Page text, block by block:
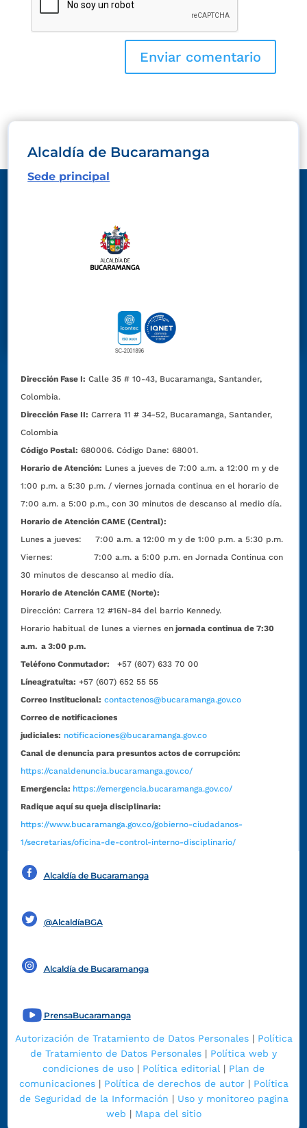
Alcaldía de Bucaramanga
Sede principal
Dirección Fase I: Calle 35 # 10-43, Bucaramanga, Santander,
Colombia.
Dirección Fase II: Carrera 11 # 34-52, Bucaramanga, Santander,
Colombia
Código Postal: 680006. Código Dane: 68001.
Horario de Atención: Lunes a jueves de 7:00 a.m. a 12:00 m y de
1:00 p.m. a 5:30 p.m. / viernes jornada continua en el horario de
7:00 a.m. a 5:00 p.m., con 30 minutos de descanso al medio día.
Horario de Atención CAME (Central):
Lunes a jueves: 7:00 a.m. a 12:00 m y de 1:00 p.m. a 5:30 p.m.
Viernes: 7:00 a.m. a 5:00 p.m. en Jornada Continua con
30 minutos de descanso al medio día.
Horario de Atención CAME (Norte):
Dirección:Carrera 12 #16N-84 del barrio Kennedy.
Horario habitual de lunes a viernes en jornada continua de 7:30
a.m. a 3:00 p.m.
Teléfono Conmutador:
+57 (607) 633 70 00
Líneagratuita: +57 (607) 652 55 55
Correo Institucional: contactenos@bucaramanga.gov.co
Correo de notificaciones
judiciales: notificaciones@bucaramanga.gov.co
Canal de denuncia para presuntos actos de corrupción:
https://canaldenuncia.bucaramanga.gov.co/
Emergencia: https://emergencia.bucaramanga.gov.co/
Radique aquí su queja disciplinaria:
https://www.bucaramanga.gov.co/gobierno-ciudadanos-
1/secretarias/oficina-de-control-interno-disciplinario/
Alcaldía de Bucaramanga
@AlcaldíaBGA
Alcaldía de Bucaramanga
PrensaBucaramanga
Autorización de Tratamiento de Datos Personales| Política
de Tratamiento de Datos Personales | Política web y
condiciones de uso | Política editorial | Plan de
comunicaciones| Política de derechos de autor| Política
de Seguridad de la Información | Uso y monitoreo pagina
web | Mapa del sitio